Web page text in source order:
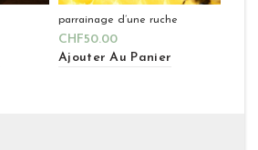
parrainage d’une ruche
CHF50.00
Ajouter Au Panier